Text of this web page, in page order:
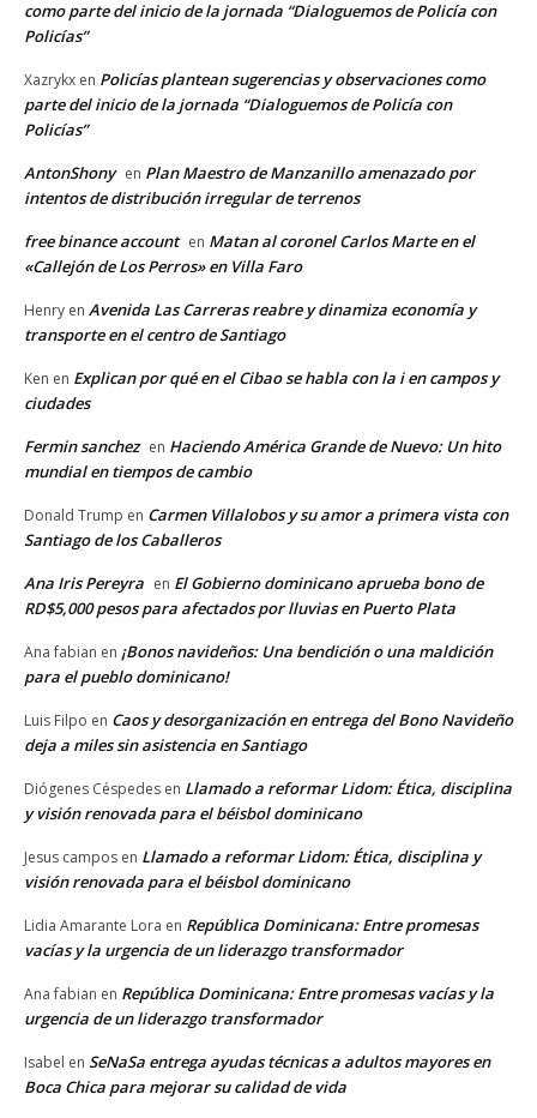
como parte del inicio de la jornada “Dialoguemos de Policía con
Policías”
Xazrykx en Policías plantean sugerencias y observaciones como
parte del inicio de la jornada “Dialoguemos de Policía con
Policías”
AntonShony en Plan Maestro de Manzanillo amenazado por
intentos de distribución irregular de terrenos
free binance account en Matan al coronel Carlos Marte en el
«Callejón de Los Perros» en Villa Faro
Henry en Avenida Las Carreras reabre y dinamiza economía y
transporte en el centro de Santiago
Ken en Explican por qué en el Cibao se habla con la i en campos y
ciudades
Fermin sanchez en Haciendo América Grande de Nuevo: Un hito
mundial en tiempos de cambio
Donald Trump en Carmen Villalobos y su amor a primera vista con
Santiago de los Caballeros
Ana Iris Pereyra en El Gobierno dominicano aprueba bono de
RD$5,000 pesos para afectados por lluvias en Puerto Plata
Ana fabian en ¡Bonos navideños: Una bendición o una maldición
para el pueblo dominicano!
Luis Filpo en Caos y desorganización en entrega del Bono Navideño
deja a miles sin asistencia en Santiago
Diógenes Céspedes en Llamado a reformar Lidom: Ética, disciplina
y visión renovada para el béisbol dominicano
Jesus campos en Llamado a reformar Lidom: Ética, disciplina y
visión renovada para el béisbol dominicano
Lidia Amarante Lora en República Dominicana: Entre promesas
vacías y la urgencia de un liderazgo transformador
Ana fabian en República Dominicana: Entre promesas vacías y la
urgencia de un liderazgo transformador
Isabel en SeNaSa entrega ayudas técnicas a adultos mayores en
Boca Chica para mejorar su calidad de vida